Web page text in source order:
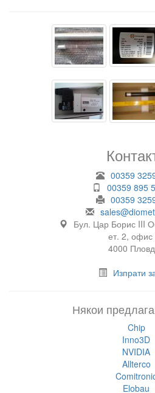
00359
00359 895
00359
Бул. Цар Борис III
ет. 2, офис
4000
Изпрати
Някои
Chip
Inno3D
NVIDIA
Allterco
Elobau